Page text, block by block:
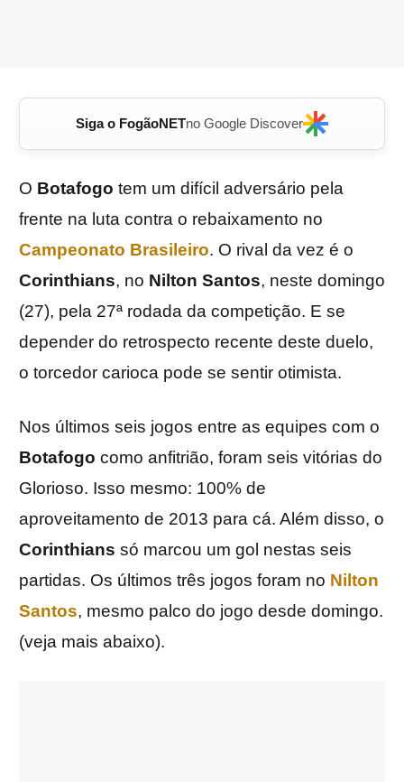
Siga o FogãoNETno Google Discover
O Botafogo tem um difícil adversário pela
frente na luta contra o rebaixamento no
Campeonato Brasileiro. O rival da vez é o
Corinthians, no Nilton Santos, neste domingo
(27), pela 27ª rodada da competição. E se
depender do retrospecto recente deste duelo,
o torcedor carioca pode se sentir otimista.
Nos últimos seis jogos entre as equipes com o
Botafogo como anfitrião, foram seis vitórias do
Glorioso. Isso mesmo: 100% de
aproveitamento de 2013 para cá. Além disso, o
Corinthians só marcou um gol nestas seis
partidas. Os últimos três jogos foram no Nilton
Santos, mesmo palco do jogo desde domingo.
(veja mais abaixo).